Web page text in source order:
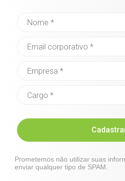
Prometemos não utilizar suas
enviar qualquer tipo de SPAM.